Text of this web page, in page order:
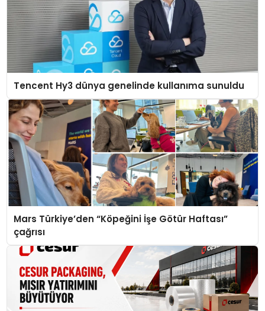
Tencent Hy3 dünya genelinde kullanıma sunuldu
Mars Türkiye’den “Köpeğini İşe Götür Haftası”
çağrısı